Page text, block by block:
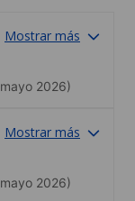
Mostrar más
2026)
Mostrar más
2026)